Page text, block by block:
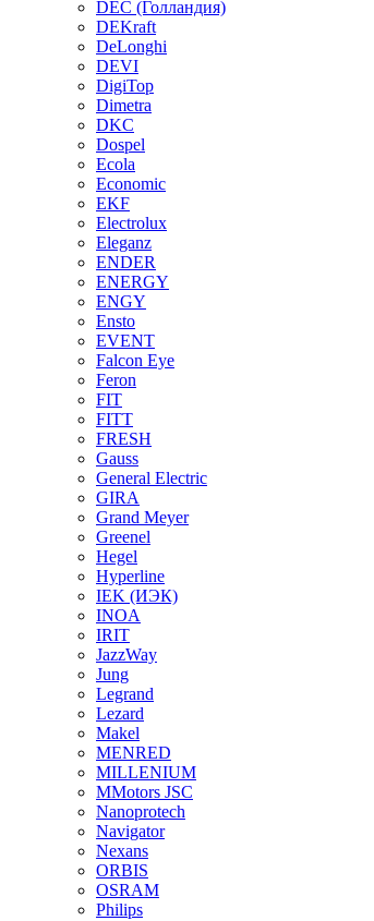
DEC (Голландия)
DEKraft
DeLonghi
DEVI
DigiTop
Dimetra
DKC
Dospel
Ecola
Economic
EKF
Electrolux
Eleganz
ENDER
ENERGY
ENGY
Ensto
EVENT
Falcon Eye
Feron
FIT
FITT
FRESH
Gauss
General Electric
GIRA
Grand Meyer
Greenel
Hegel
Hyperline
IEK (ИЭК)
INOA
IRIT
JazzWay
Jung
Legrand
Lezard
Makel
MENRED
MILLENIUM
MMotors JSC
Nanoprotech
Navigator
Nexans
ORBIS
OSRAM
Philips